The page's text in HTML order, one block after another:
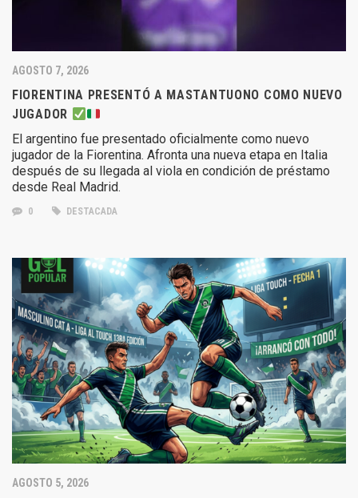
AGOSTO 7, 2026
FIORENTINA PRESENTÓ A MASTANTUONO COMO NUEVO
JUGADOR
El argentino fue presentado oficialmente como nuevo
jugador de la Fiorentina. Afronta una nueva etapa en Italia
después de su llegada al viola en condición de préstamo
desde Real Madrid.
0 DESTACADA
AGOSTO 5, 2026